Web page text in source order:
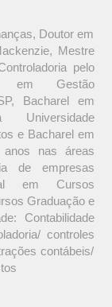
Doutor em
Mestre
pelo
em Gestão
Bacharel em
Universidade
e Bacharel em
nas áreas
de empresas
em Cursos
Graduação e
Contabilidade
controles
contábeis/